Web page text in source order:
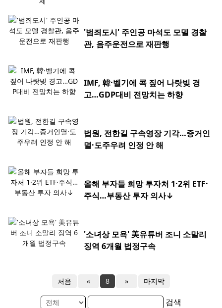
'범죄도시' 주인공 마석도 모델 경찰
관, 음주운전으로 재판행
IMF, 韓·벨기에 콕 짚어 나랏빚 경
고…GDP대비 전망치는 하향
법원, 전한길 구속영장 기각…증거인
멸·도주우려 인정 안 해
올해 부자들 희망 투자처 1·2위 ETF·
주식…부동산 투자 의사↓
'소녀상 모욕' 美유튜버 조니 소말리
징역 6개월 법정구속
처음 « 8 » 마지막
검색